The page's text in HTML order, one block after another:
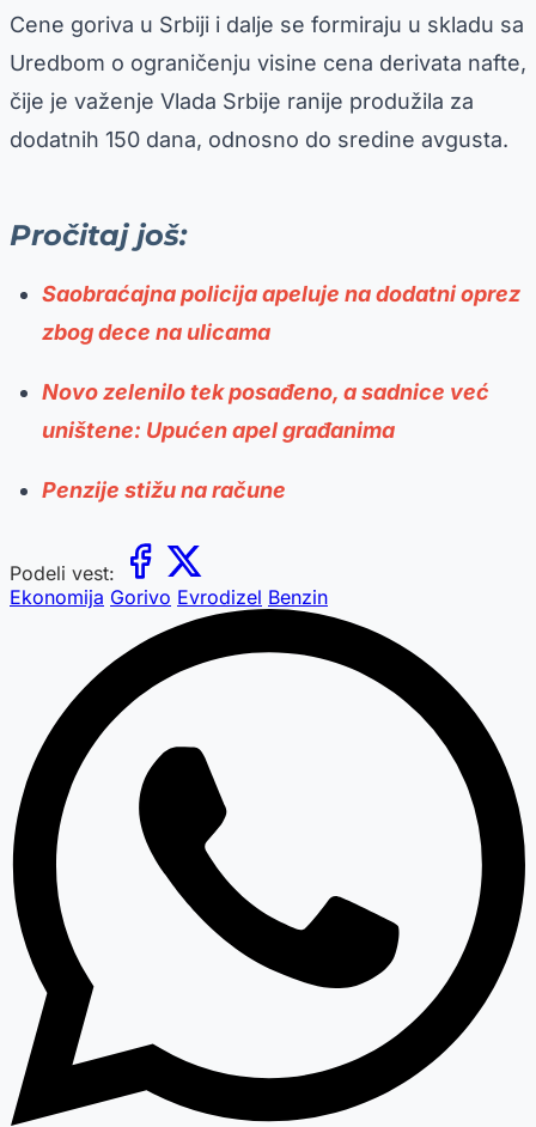
Cene goriva u Srbiji i dalje se formiraju u skladu sa
Uredbom o ograničenju visine cena derivata nafte,
čije je važenje Vlada Srbije ranije produžila za
dodatnih 150 dana, odnosno do sredine avgusta.
Pročitaj još:
Saobraćajna policija apeluje na dodatni oprez
zbog dece na ulicama
Novo zelenilo tek posađeno, a sadnice već
uništene: Upućen apel građanima
Penzije stižu na račune
Podeli vest:
Ekonomija Gorivo Evrodizel Benzin